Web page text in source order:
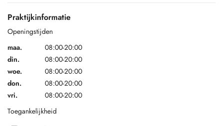
Praktijkinformatie
Openingstijden
maa.
08:00-20:00
din.
08:00-20:00
woe.
08:00-20:00
don.
08:00-20:00
vri.
08:00-20:00
Toegankelijkheid